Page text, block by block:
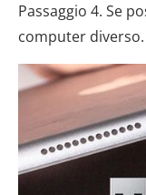
Passaggio 4. Se
computer diverso.